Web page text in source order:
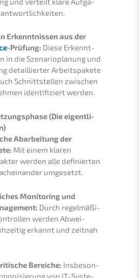
Erkennt­nis­sen aus der
-Prüfung: Diese Erkennt­
in die Szena­rio­pla­nung und
detail­lier­ter Arbeits­pa­ke­te
Schnitt­stel­len zwischen
identi­fi­ziert werden.
(Die eigent­li­
Abarbei­tung der
Mit einem klaren
werden alle definier­ten
umgesetzt.
Monito­ring und
Durch regel­mä­ßi­
werden Abwei­
erkannt und zeitnah
Berei­che: Insbe­son­
von IT-Syste­